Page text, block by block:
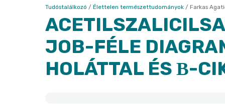
Tudóstalálkozó / Élettelen természettudományok / Farkas
JOB-FÉLE
HOLÁTTAL ÉS Β-